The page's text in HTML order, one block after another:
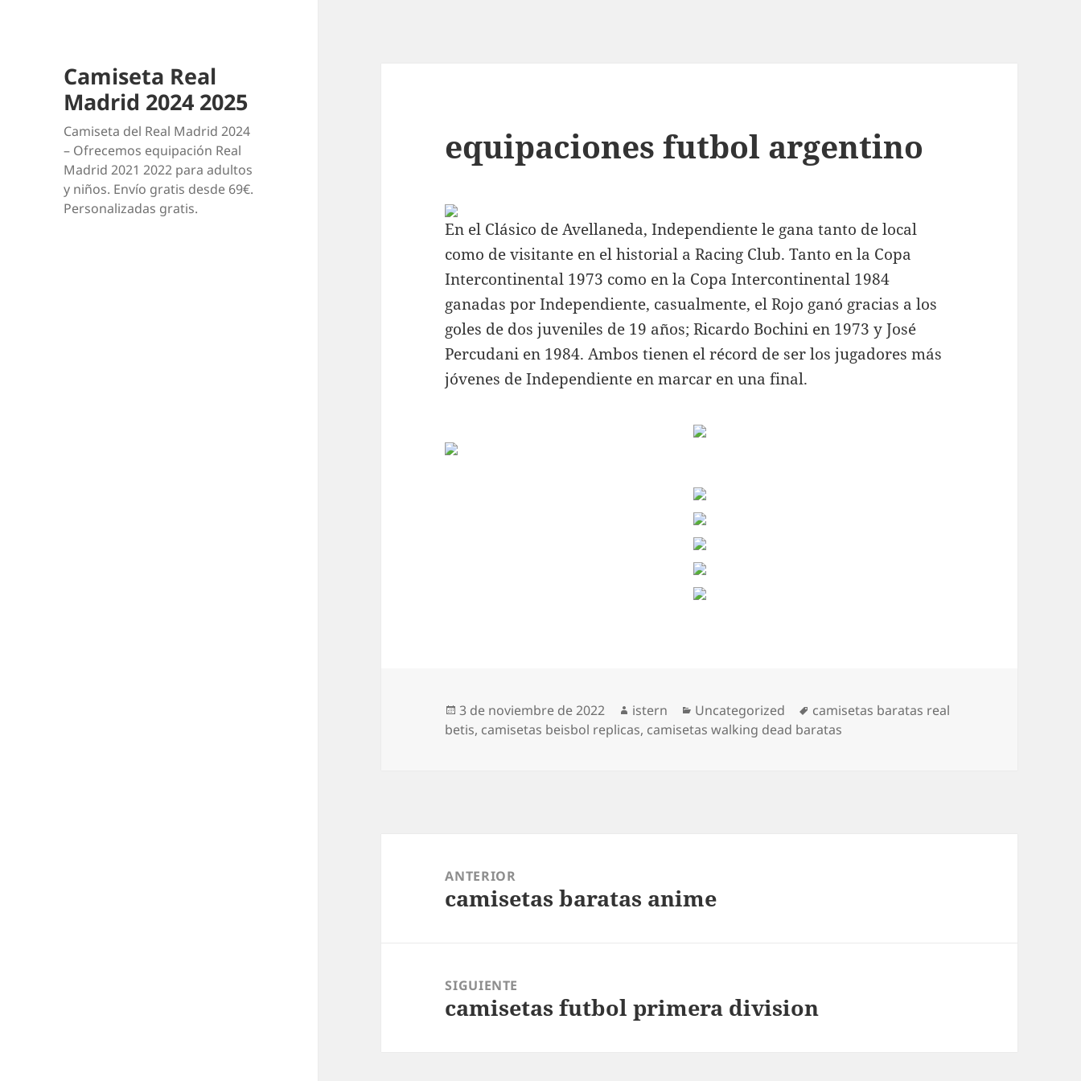
Camiseta Real
Madrid 2024 2025
Camiseta del Real Madrid 2024
– Ofrecemos equipación Real
Madrid 2021 2022 para adultos
y niños. Envío gratis desde 69€.
Personalizadas gratis.
equipaciones futbol argentino
En el Clásico de Avellaneda, Independiente le gana tanto de local
como de visitante en el historial a Racing Club. Tanto en la Copa
Intercontinental 1973 como en la Copa Intercontinental 1984
ganadas por Independiente, casualmente, el Rojo ganó gracias a los
goles de dos juveniles de 19 años; Ricardo Bochini en 1973 y José
Percudani en 1984. Ambos tienen el récord de ser los jugadores más
jóvenes de Independiente en marcar en una final.
Publicado
el
3 de noviembre de 2022 Autor
istern Categorías
Uncategorized Etiquetas
camisetas baratas real
betis, camisetas beisbol replicas, camisetas walking dead baratas
entradas
ANTERIOR
Entrada
camisetas baratas anime
SIGUIENTE
Entrada
camisetas futbol primera division